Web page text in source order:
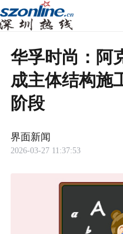
华孚时尚：阿
成主体结构施
阶段
界面新闻
2026-03-27 11:37:53